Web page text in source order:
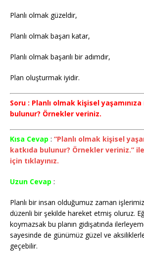
Planlı olmak güzeldir,
Planlı olmak başarı katar,
Planlı olmak başarılı bir adımdır,
Plan oluşturmak iyidir.
Soru : Planlı olmak kişisel
bulunur? Örnekler veriniz.
Kısa Cevap : “Planlı olmak kişisel
katkıda bulunur? Örnekler veriniz.”
için tıklayınız.
Uzun Cevap :
Planlı bir insan olduğumuz zaman
düzenli bir şekilde hareket etmiş oluruz.
koymazsak bu planın gidişatında
sayesinde de günümüz güzel ve
geçebilir.